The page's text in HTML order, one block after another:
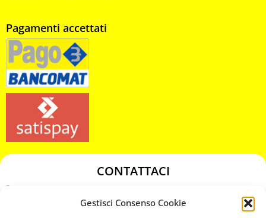
Gestisci Consenso Cookie
Pagamenti accettati
CONTATTACI